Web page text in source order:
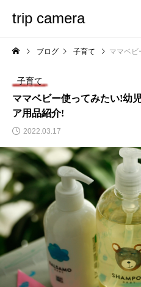
trip camera
ブログ 子育て ママベビー使
子育て
ママベビー使ってみたい!幼
ア用品紹介!
2022.03.17